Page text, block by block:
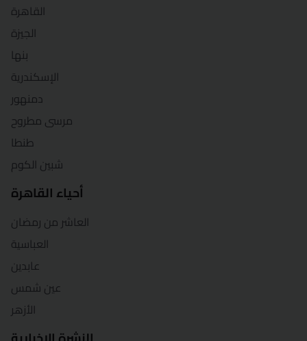
القاهرة
الجيزة
بنها
الإسكندرية
دمنهور
مرسى مطروح
طنطا
شبين الكوم
أحياء القاهرة
العاشر من رمضان
العباسية
عابدين
عين شمس
الأزهر